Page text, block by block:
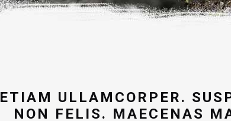
ETIAM ULLAMCORPER.
NON FELIS. MAECENAS